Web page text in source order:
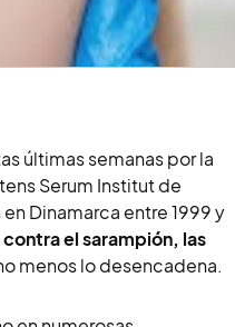
últimas semanas por la
Serum Institut de
Dinamarca entre 1999 y
el sarampión, las
menos lo desencadena.